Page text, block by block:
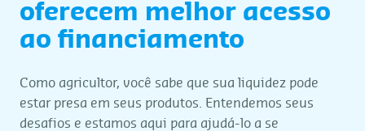
oferecem melhor acesso
ao financiamento
Como agricultor, você sabe que sua liquidez pode
estar presa em seus produtos. Entendemos seus
desafios e estamos aqui para ajudá-lo a se